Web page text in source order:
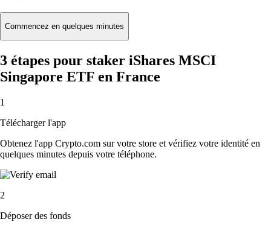
Commencez en quelques minutes
3 étapes pour staker iShares MSCI
Singapore ETF en France
1
Télécharger l'app
Obtenez l'app Crypto.com sur votre store et vérifiez votre identité en
quelques minutes depuis votre téléphone.
2
Déposer des fonds